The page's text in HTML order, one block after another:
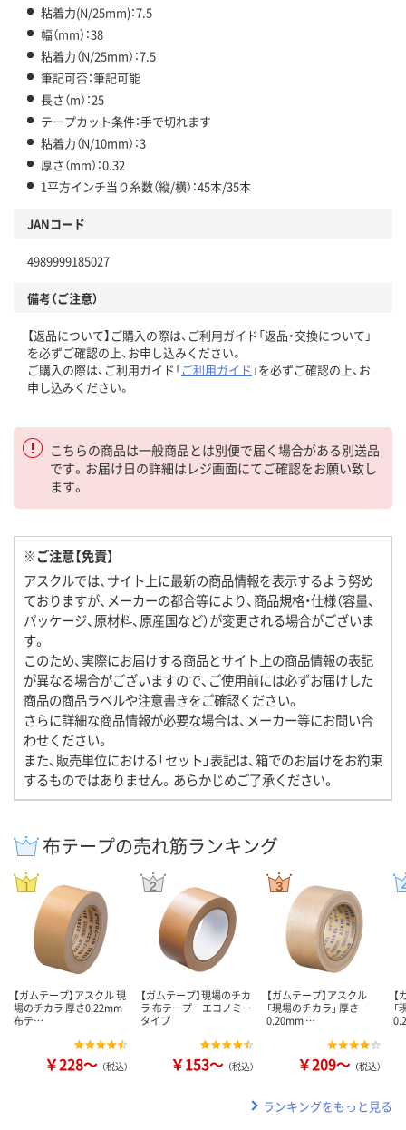
粘着力(N/25mm)：7.5
幅（mm）：38
粘着力（N/25mm）：7.5
筆記可否：筆記可能
長さ（m）：25
テープカット条件：手で切れます
粘着力（N/10mm）：3
厚さ（mm）：0.32
1平方インチ当り糸数（縦/横）：45本/35本
JANコード
4989999185027
備考（ご注意）
【返品について】ご購入の際は、ご利用ガイド「返品・交換について」
を必ずご確認の上、お申し込みください。
ご購入の際は、ご利用ガイド「ご利用ガイド 」を必ずご確認の上、お
申し込みください。
こちらの商品は一般商品とは別便で届く場合がある別送品
です。お届け日の詳細はレジ画面にてご確認をお願い致し
ます。
※ご注意【免責】
アスクルでは、サイト上に最新の商品情報を表示するよう努め
ておりますが、メーカーの都合等により、商品規格・仕様（容量、
パッケージ、原材料、原産国など）が変更される場合がございま
す。
このため、実際にお届けする商品とサイト上の商品情報の表記
が異なる場合がございますので、ご使用前には必ずお届けした
商品の商品ラベルや注意書きをご確認ください。
さらに詳細な商品情報が必要な場合は、メーカー等にお問い合
わせください。
また、販売単位における「セット」表記は、箱でのお届けをお約束
するものではありません。あらかじめご了承ください。
布テープの売れ筋ランキング
【ガムテープ】アスクル 現
場のチカラ 厚さ0.22mm
布テ…
￥228～ （税込）
【ガムテープ】現場のチカ
ラ 布テープ エコノミー
タイプ
￥153～ （税込）
【ガムテープ】アスクル
「現場のチカラ」 厚さ
0.20mm …
￥209～ （税込）
ランキングをもっと見る